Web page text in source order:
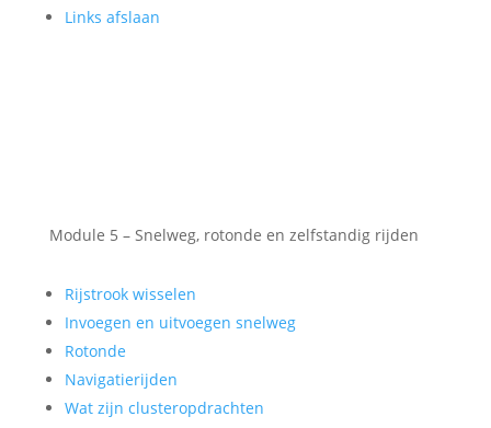
Links afslaan
Module 5 – Snelweg, rotonde en zelfstandig rijden
Rijstrook wisselen
Invoegen en uitvoegen snelweg
Rotonde
Navigatierijden
Wat zijn clusteropdrachten